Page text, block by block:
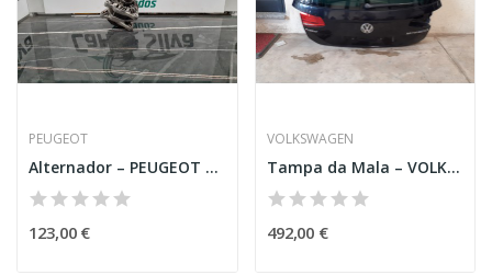
PEUGEOT
Alternador – PEUGEOT 3008 SUV (M_)
123,00 €
VOLKSWAGEN
Tampa da Mala – VOLKSWAGEN PASSAT VARIANT (3G5....
492,00 €